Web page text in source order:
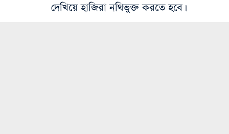
দেখিয়ে হাজিরা নথিভুক্ত করতে হবে।